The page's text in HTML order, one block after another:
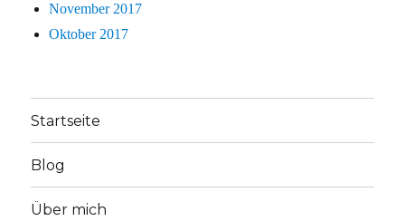
November 2017
Oktober 2017
Startseite
Blog
Über mich